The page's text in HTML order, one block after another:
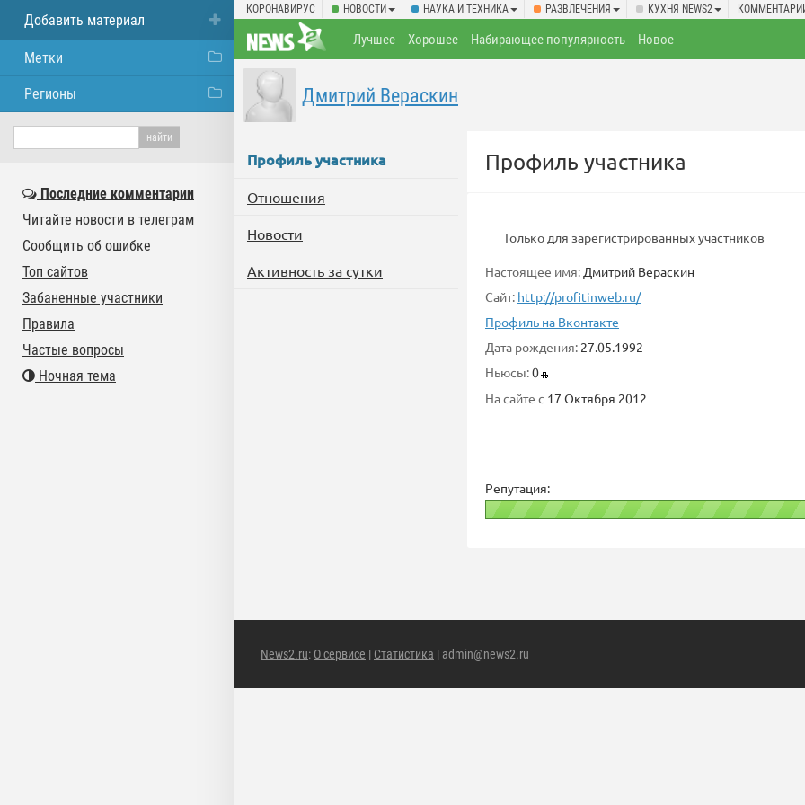
КОРОНАВИРУС НОВОСТИ НАУКА И ТЕХНИКА РАЗВЛЕЧЕНИЯ КУХНЯ NEWS2
Лучшее Хорошее Набирающее популярность Новое
Дмитрий Вераскин
Профиль участника
Отношения
Новости
Активность за сутки
Профиль участника
Только для зарегистрированных участников
Настоящее имя: Дмитрий Вераскин
Сайт: http://profitinweb.ru/
Профиль на Вконтакте
Дата рождения: 27.05.1992
Ньюсы:0
На сайте с 17 Октября 2012
Репутация:
News2.ru: О сервисе | Статистика | admin@news2.ru
Добавить материал
Метки
Регионы
Последние комментарии
Читайте новости в телеграм
Сообщить об ошибке
Топ сайтов
Забаненные участники
Правила
Частые вопросы
Ночная тема